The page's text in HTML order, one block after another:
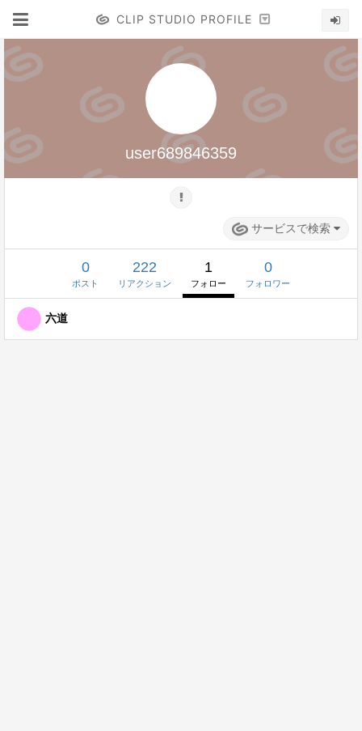
CLIP STUDIO PROFILE
user689846359
サービスで検索
0
ポスト
222
リアクション
1
フォロー
0
フォロワー
六道